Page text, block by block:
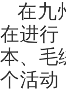
在九
在进行
本、毛
个活动